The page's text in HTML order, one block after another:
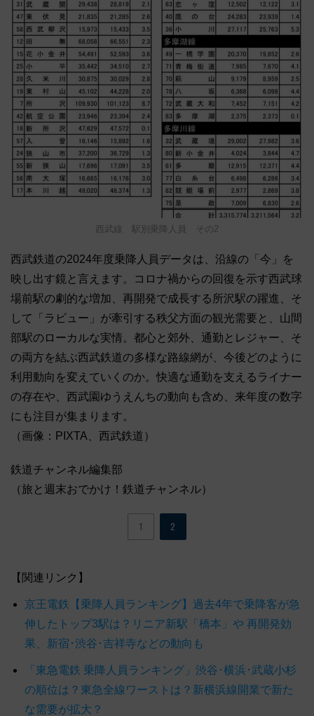
西武線 駅別乗降人員 その2
西武鉄道の2024年度乗降人員データは、沿線の「今」を
映し出す鏡と言えます。コロナ禍からの回復を示す西武球
場前駅の劇的な増加、再開発で成長する所沢駅の躍進、そ
して「ラビュー」が牽引する秩父方面の観光需要と、山間
部駅のローカルな実情。都心と郊外、通勤とレジャー、そ
の両方を結ぶ西武鉄道の多様な路線網が、今後どのように
利用動向を変えていくのか。快適な通勤を支えるライナー
の存在や、西武園ゆうえんちの動向も含め、来年度の数字
にも注目が集まります。
（画像：PIXTA、西武鉄道）
鉄道チャンネル編集部
（旅と週末おでかけ！鉄道チャンネル）
1 2
【関連リンク】
京王電鉄【乗降人員ランキング】過去4年で乗降客が急
伸したトップ3駅は？リニア新駅「橋本」や 再開発効
果、新宿･渋谷･吉祥寺などの動向も
「東急電鉄 乗降人員ランキング」渋谷･横浜･武蔵小杉
の順位は？東急全線ワーストは？新横浜線開業で新た
な需要が拡大？